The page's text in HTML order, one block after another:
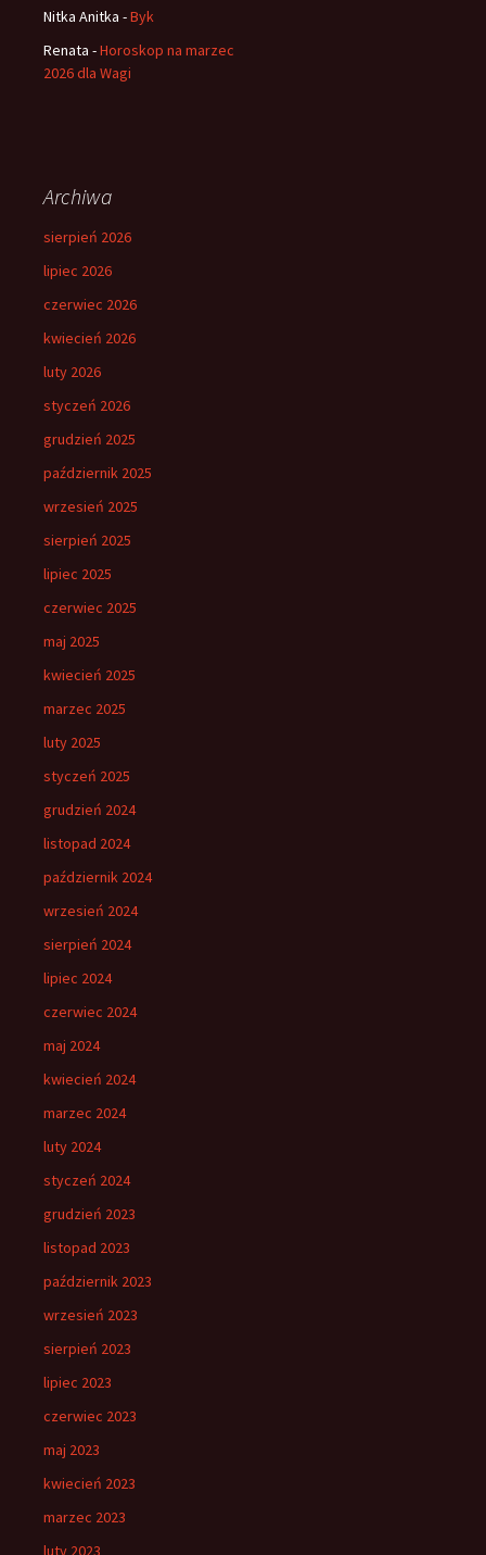
Nitka Anitka -Byk
Renata -Horoskop na marzec
2026 dla Wagi
Archiwa
sierpień 2026
lipiec 2026
czerwiec 2026
kwiecień 2026
luty 2026
styczeń 2026
grudzień 2025
październik 2025
wrzesień 2025
sierpień 2025
lipiec 2025
czerwiec 2025
maj 2025
kwiecień 2025
marzec 2025
luty 2025
styczeń 2025
grudzień 2024
listopad 2024
październik 2024
wrzesień 2024
sierpień 2024
lipiec 2024
czerwiec 2024
maj 2024
kwiecień 2024
marzec 2024
luty 2024
styczeń 2024
grudzień 2023
listopad 2023
październik 2023
wrzesień 2023
sierpień 2023
lipiec 2023
czerwiec 2023
maj 2023
kwiecień 2023
marzec 2023
luty 2023